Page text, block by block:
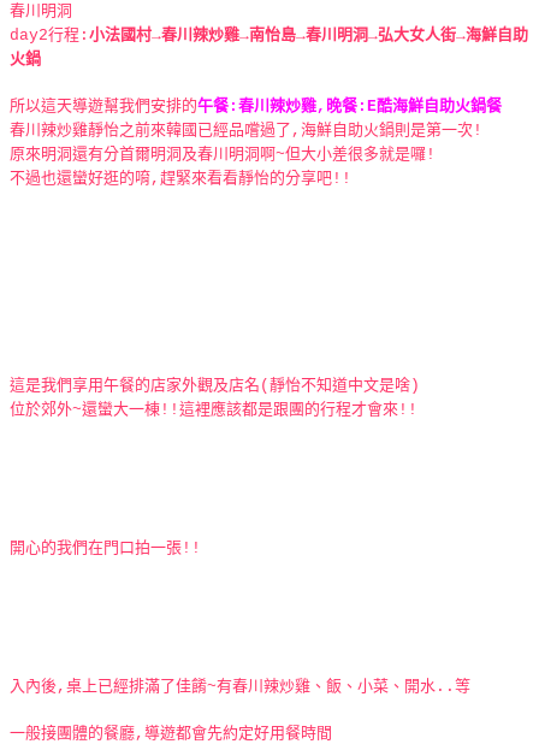
春川明洞
day2行程: 小法國村→春川辣炒雞→南怡島→春川明洞→弘大女人街→海鮮自助
火鍋
所以這天導遊幫我們安排的午餐:春川辣炒雞,晚餐:E酷海鮮自助火鍋餐
春川辣炒雞靜怡之前來韓國已經品嚐過了,海鮮自助火鍋則是第一次!
原來明洞還有分首爾明洞及春川明洞啊~但大小差很多就是囉!
不過也還蠻好逛的唷,趕緊來看看靜怡的分享吧!!
這是我們享用午餐的店家外觀及店名(靜怡不知道中文是啥)
位於郊外~還蠻大一棟!!這裡應該都是跟團的行程才會來!!
開心的我們在門口拍一張!!
入內後,桌上已經排滿了佳餚~有春川辣炒雞、飯、小菜、開水..等
一般接團體的餐廳,導遊都會先約定好用餐時間